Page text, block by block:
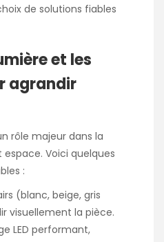
de solutions fiables
et les
agrandir
rôle majeur dans la
Voici quelques
:
(blanc, beige, gris
visuellement la pièce.
LED performant,